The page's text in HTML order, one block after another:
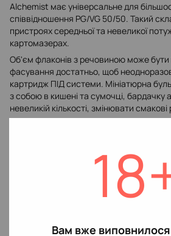
Вам вже виповнилося
Alchemist має універсальне для
співвідношення PG/VG 50/50. Такий
пристроях середньої та невеликої
картомазерах.
Об'єм флаконів з речовиною може бути
фасування достатньо, щоб
картридж ПІД системи. Мініатюрна
з собою в кишені та сумочці, бардачку
невеликій кількості, змінювати
часто, як заманеться.
бренду запропоновані на сольовому
Магазин Вейпекс запропонує
рідину у необхідній кількості. Не
Смакова лінійка заправок для POD